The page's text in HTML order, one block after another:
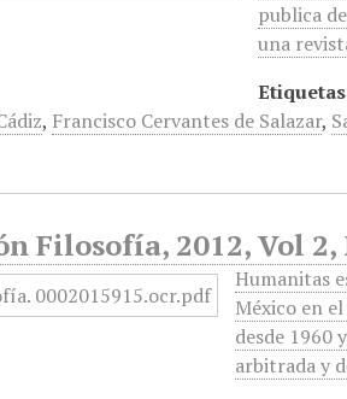
publica
una
, Francisco Cervantes de Salazar,
Filosofía, 2012, Vol
Humanitas
México en
desde 1960
arbitrada y